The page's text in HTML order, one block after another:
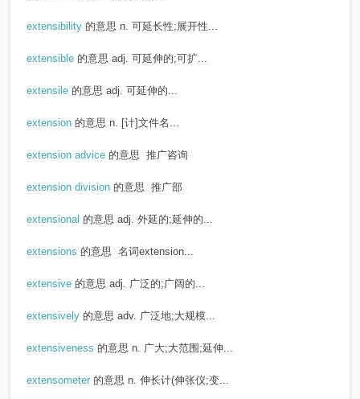
extensibility 的意思 n. 可延长性;展开性...
extensible 的意思 adj. 可延伸的;可扩...
extensile 的意思 adj. 可延伸的...
extension 的意思 n. [计]文件名...
extension advice 的意思 推广咨询
extension division 的意思 推广部
extensional 的意思 adj. 外延的;延伸的...
extensions 的意思 名词extension...
extensive 的意思 adj. 广泛的;广阔的...
extensively 的意思 adv. 广泛地;大规模...
extensiveness 的意思 n. 广大;大范围;延伸...
extensometer 的意思 n. 伸长计(伸张仪;变...